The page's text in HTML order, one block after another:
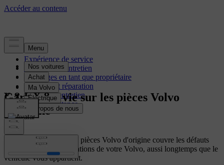
Expérience de service
Réservez un entretien
Avantages en tant que propriétaire
Entretien et réparation
Contrats d'entretien
Volvo Assistance
Garantie à vie sur les pièces Volvo
d'origine
La garantie à vie sur les pièces Volvo d'origine couvre les défauts
matériels lors des réparations de votre Volvo, aussi longtemps que le
véhicule vous appartient.